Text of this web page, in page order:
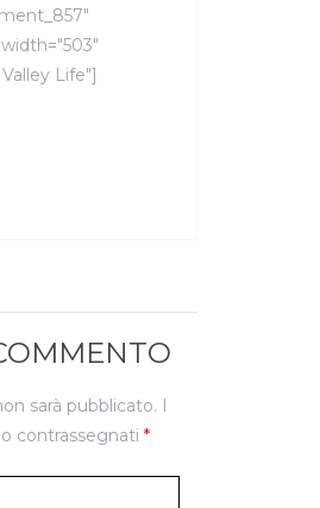
Life"]
sarà pubblicato. I
contrassegnati *